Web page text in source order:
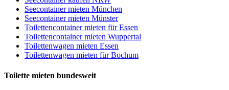
Seecontainer mieten München
Seecontainer mieten Münster
Toilettencontainer mieten für Essen
Toilettencontainer mieten Wuppertal
Toilettenwagen mieten Essen
Toilettenwagen mieten für Bochum
Toilette mieten bundesweit